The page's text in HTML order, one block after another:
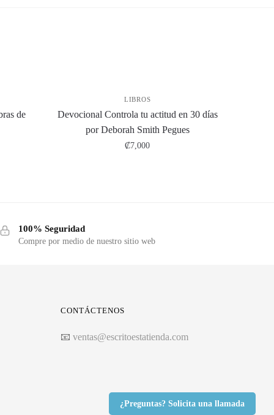
¿Preguntas? Solicita una llamada
de
LIBROS
Devocional Controla tu actitud en 30 días
por Deborah Smith Pegues
₡7,000
100% Seguridad
Compre por medio de nuestro sitio web
CONTÁCTENOS
📧 ventas@escritoestatienda.com